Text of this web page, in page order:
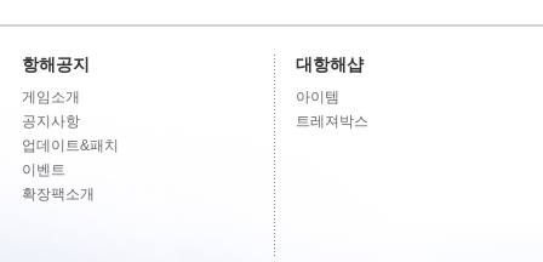
항해공지
게임소개
공지사항
업데이트&패치
이벤트
확장팩소개
대항해샵
아이템
트레져박스